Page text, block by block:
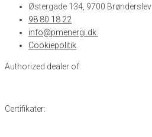
Østergade 134, 9700 Brønderslev​
98 80 18 22
info@pmenergi.dk​ ​
Cookiepolitik
Authorized dealer of:
Certifikater: